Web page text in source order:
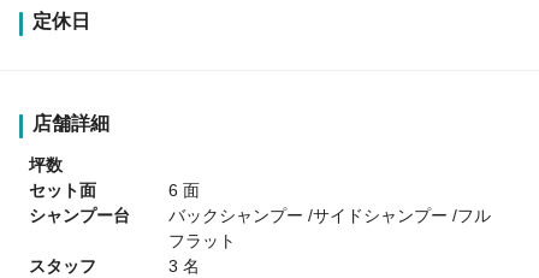
定休日
店舗詳細
坪数
セット面
6 面
シャンプー台
バックシャンプー /サイドシャンプー /フル
フラット
スタッフ
3 名